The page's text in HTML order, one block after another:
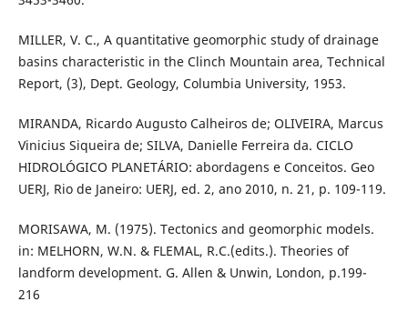
MILLER, V. C., A quantitative geomorphic study of drainage
basins characteristic in the Clinch Mountain area, Technical
Report, (3), Dept. Geology, Columbia University, 1953.
MIRANDA, Ricardo Augusto Calheiros de; OLIVEIRA, Marcus
Vinicius Siqueira de; SILVA, Danielle Ferreira da. CICLO
HIDROLÓGICO PLANETÁRIO: abordagens e Conceitos. Geo
UERJ, Rio de Janeiro: UERJ, ed. 2, ano 2010, n. 21, p. 109-119.
MORISAWA, M. (1975). Tectonics and geomorphic models.
in: MELHORN, W.N. & FLEMAL, R.C.(edits.). Theories of
landform development. G. Allen & Unwin, London, p.199-
216